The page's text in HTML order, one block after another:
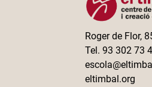
Roger de Flor,
Tel. 93 302 73
eltimbal.org